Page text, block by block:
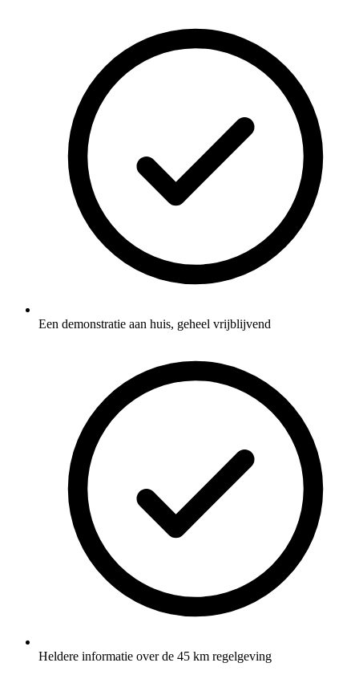
Een demonstratie aan huis, geheel vrijblijvend
Heldere informatie over de 45 km regelgeving